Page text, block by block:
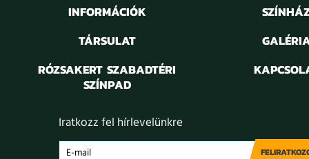
INFORMÁCIÓK
TÁRSULAT
RÓZSAKERT SZABADTÉRI
SZÍNPAD
Iratkozz fel hírlevelünkre